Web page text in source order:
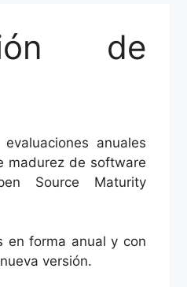
de
anuales
madurez de software
Source Maturity
en forma anual y con
versión.